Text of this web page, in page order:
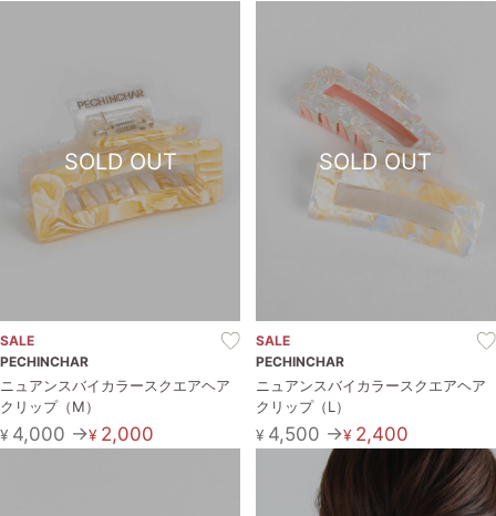
SOLD OUT
SALE
PECHINCHAR
ニュアンスバイカラースクエアヘア
クリップ（M）
¥4,000 →¥2,000
SOLD OUT
SALE
PECHINCHAR
ニュアンスバイカラースクエアヘア
クリップ（L）
¥4,500 →¥2,400